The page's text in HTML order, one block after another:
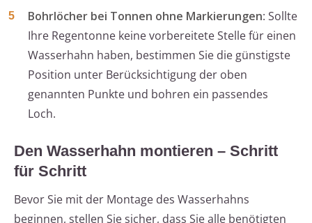
Bohrlöcher bei Tonnen ohne Markierungen: Sollte
Ihre Regentonne keine vorbereitete Stelle für einen
Wasserhahn haben, bestimmen Sie die günstigste
Position unter Berücksichtigung der oben
genannten Punkte und bohren ein passendes
Loch.
Den Wasserhahn montieren – Schritt
für Schritt
Bevor Sie mit der Montage des Wasserhahns
beginnen, stellen Sie sicher, dass Sie alle benötigten